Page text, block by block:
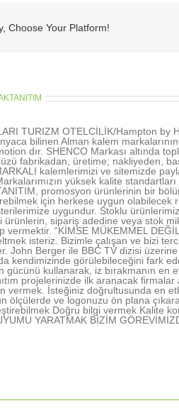
Choose Your Platform!
TURIZM OTELCİLİK/Hampton by
bilinen Alman kalem
dır. SHENCO Markası altında
fabrikadan, üretime; nakliyeden,
kalemlerimizi ve sitemizde
yüksek kalite
promosyon ürünlerinin bir
için herkese uygun olabilecek
uygundur. Stoklu
ürünlerin, sipariş adedine veya stok
vermektir. “KİMSE MÜKEMMEL
isteriz. Bizimle çalışan ve bizi
John Berger ile BBC TV dizisi
kendimizinde görülebileceğini fark
gücünü kullanarak, iz bırakmanın en
projelerinizde ilk aranacak
vermek. İsteğiniz doğrultusunda en
ölçülerde ve logonuzu ön plana
Doğru bilgi vermek Kalite
YARATMAK BİZİM